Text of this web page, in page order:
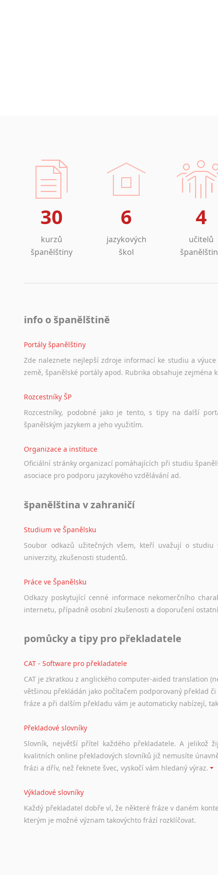
30
kurzů
španělštiny
6
jazykových
škol
4
učitelů
info o španělštině
Portály španělštiny
Zde naleznete nejlepší zdroje informací ke studiu a výuce
země, španělské portály apod. Rubrika obsahuje zejména
Rozcestníky ŠP
Rozcestníky, podobné jako je tento, s tipy na další
španělským jazykem a jeho využitím.
Organizace a instituce
Oficiální stránky organizací pomáhajících při studiu
asociace pro podporu jazykového vzdělávání ad.
španělština v zahraničí
Studium ve Španělsku
Soubor odkazů užitečných všem, kteří uvažují o studiu
univerzity, zkušenosti studentů.
Práce ve Španělsku
Odkazy poskytující cenné informace nekomerčního
internetu, případně osobní zkušenosti a doporučení
pomůcky a tipy pro překladatele
CAT - Software pro překladatele
CAT je zkratkou z anglického computer-aided translation
většinou překládán jako počítačem podporovaný překlad
fráze a při dalším překladu vám je automaticky nabízejí,
Překladové slovníky
Slovník, největší přítel každého překladatele. A jelikož
kvalitních online překladových slovníků již nemusíte
frázi a dřív, než řeknete švec, vyskočí vám hledaný výraz.
Výkladové slovníky
Každý překladatel dobře ví, že některé fráze v daném
kterým je možné význam takovýchto frází rozklíčovat.